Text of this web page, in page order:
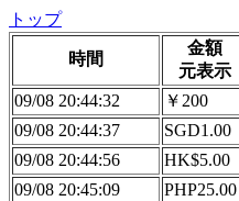
トップ
時間
金額
元表示
09/08 20:44:32 ￥200
09/08 20:44:37
SGD1.00
09/08 20:44:56
HK$5.00
09/08 20:45:09
PHP25.00